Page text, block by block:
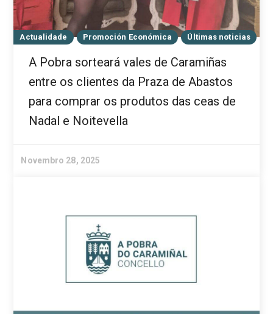
Actualidade Promoción Económica Últimas noticias
A Pobra sorteará vales de Caramiñas
entre os clientes da Praza de Abastos
para comprar os produtos das ceas de
Nadal e Noitevella
Novembro 28, 2025